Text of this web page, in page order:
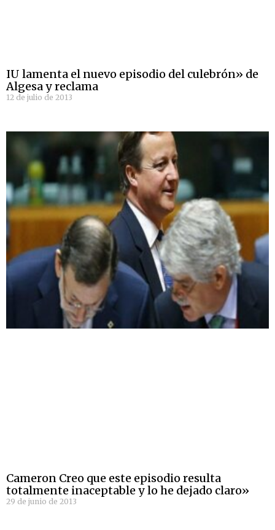
IU lamenta el nuevo episodio del culebrón» de
Algesa y reclama
12 de julio de 2013
Cameron Creo que este episodio resulta
totalmente inaceptable y lo he dejado claro»
29 de junio de 2013